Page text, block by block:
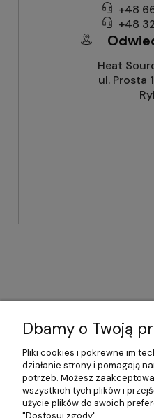
+48
+48
Heat
ul. Prosta
Dbamy o Twoją
Pliki cookies i pokrewne im
działanie strony i pomagają
potrzeb. Możesz
wszystkich tych plików i
użycie plików do swoich
"Dostosuj zgody".